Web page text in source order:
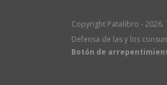
Copyright Patalibro -
Defensa de las y los
Botón de